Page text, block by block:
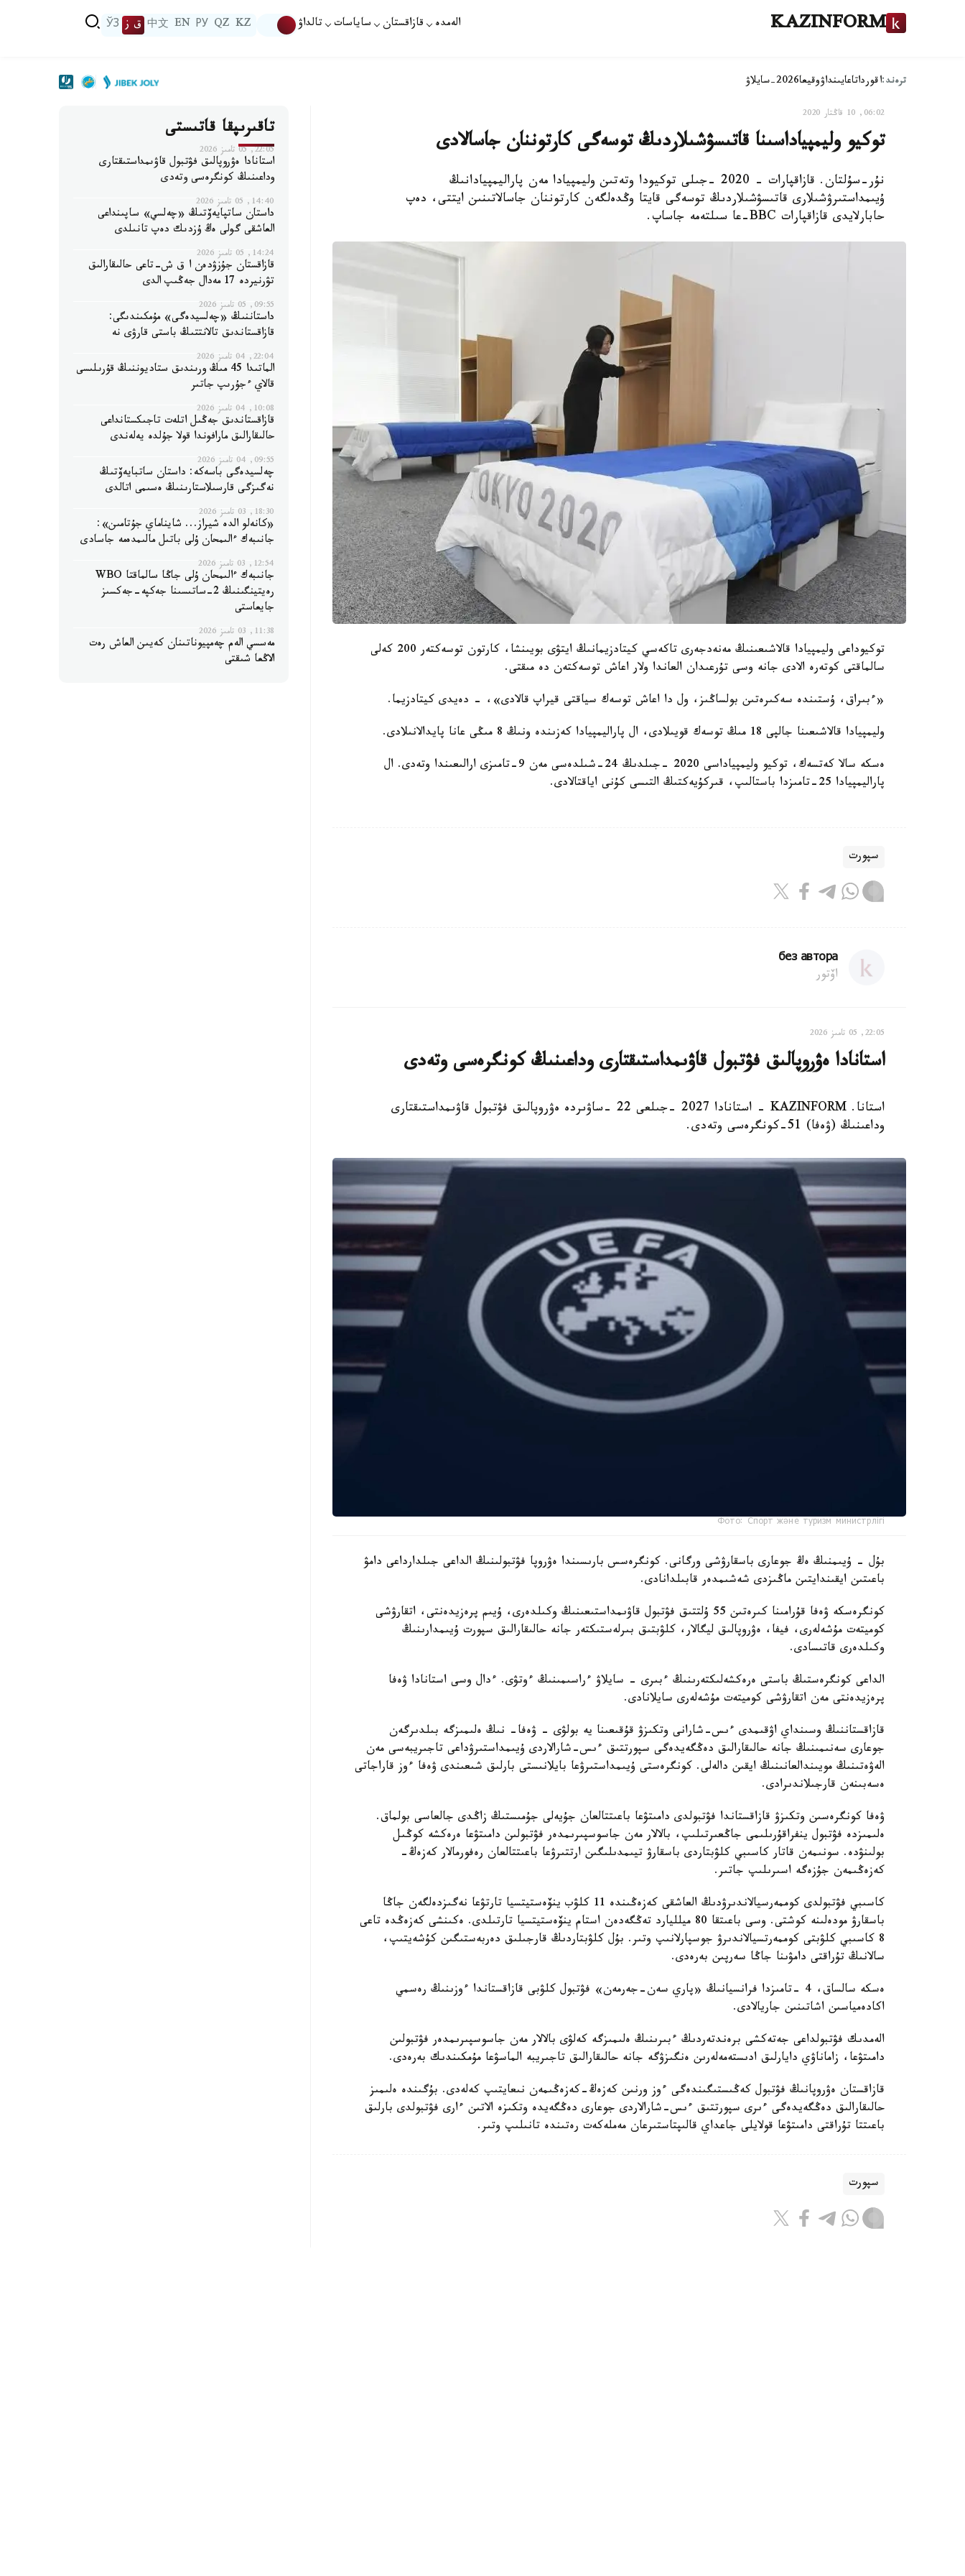
KAZINFORM الەمدە قازاقستان ساياسات تالداۋ KZ
QZ
РУ
EN
中文 ق ز ЎЗ
ترەند:اقورداتاعايىنداۋوقيعا2026-سايلاۋ
06:02, 10 قاڭتار 2020
توكيو وليمپياداسىنا قاتىسۋشىلاردىڭ توسەگى كارتوننان جاسالادى
نۇر-سۇلتان. قازاقپارات - 2020 -جىلى توكيودا وتەتىن وليمپيادا مەن پاراليمپيادانىڭ
ۇيىمداستىرۋشىلارى قاتىسۋشىلاردىڭ توسەگى قايتا وڭدەلگەن كارتوننان جاسالاتىنىن ايتتى، دەپ
حابارلايدى قازاقپارات BBC-عا سىلتەمە جاساپ.
توكيوداعى وليمپيادا قالاشىعىنىڭ مەنەدجەرى تاكەسي كيتادزيمانىڭ ايتۋى بويىنشا، كارتون توسەكتەر 200 كەلى
سالماقتى كوتەرە الادى جانە وسى تۇرعىدان العاندا ولار اعاش توسەكتەن دە مىقتى.
«ءبىراق، ۇستىندە سەكىرەتىن بولساڭىز، ول دا اعاش توسەك سياقتى قيراپ قالادى»، - دەيدى كيتادزيما.
وليمپيادا قالاشىعىنا جالپى 18 مىڭ توسەك قويىلادى، ال پاراليمپيادا كەزىندە ونىڭ 8 مىڭى عانا پايدالانىلادى.
ەسكە سالا كەتسەك، توكيو وليمپياداسى 2020 -جىلدىڭ 24-شىلدەسى مەن 9-تامىزى ارالىعىندا وتەدى. ال
پاراليمپيادا 25-تامىزدا باستالىپ، قىركۇيەكتىڭ التىسى كۇنى اياقتالادى.
سپورت
без автора
اۆتور
22:05, 05 تامىز 2026
استانادا ەۋروپالىق فۋتبول قاۋىمداستىقتارى وداعىنىڭ كونگرەسى وتەدى
استانا. KAZINFORM - استانادا 2027 -جىلعى 22 -ساۋىردە ەۋروپالىق فۋتبول قاۋىمداستىقتارى
وداعىنىڭ (ۋەفا) 51-كونگرەسى وتەدى.
Фото: Спорт және туризм министрлігі
بۇل - ۇيىمنىڭ ەڭ جوعارى باسقارۋشى ورگانى. كونگرەسس بارىسىندا ەۋروپا فۋتبولىنىڭ الداعى جىلدارداعى دامۋ
باعىتىن ايقىندايتىن ماڭىزدى شەشىمدەر قابىلدانادى.
كونگرەسكە ۋەفا قۇرامىنا كىرەتىن 55 ۇلتتىق فۋتبول قاۋىمداستىعىنىڭ وكىلدەرى، ۇيىم پرەزيدەنتى، اتقارۋشى
كوميتەت مۇشەلەرى، فيفا، ەۋروپالىق ليگالار، كلۋبتىق بىرلەستىكتەر جانە حالىقارالىق سپورت ۇيىمدارىنىڭ
وكىلدەرى قاتىسادى.
الداعى كونگرەستىڭ باستى ەرەكشەلىكتەرىنىڭ ءبىرى - سايلاۋ ءراسىمىنىڭ ءوتۋى. ءدال وسى استانادا ۋەفا
پرەزيدەنتى مەن اتقارۋشى كوميتەت مۇشەلەرى سايلانادى.
قازاقستاننىڭ وسىنداي اۋقىمدى ءىس-شارانى وتكىزۋ قۇقىعىنا يە بولۋى - ۋەفا- نىڭ ەلىمىزگە بىلدىرگەن
جوعارى سەنىمىنىڭ جانە حالىقارالىق دەڭگەيدەگى سپورتتىق ءىس-شارالاردى ۇيىمداستىرۋداعى تاجىريبەسى مەن
الەۋەتىنىڭ مويىندالعانىنىڭ ايقىن دالەلى. كونگرەستى ۇيىمداستىرۋعا بايلانىستى بارلىق شىعىندى ۋەفا ءوز قاراجاتى
ەسەبىنەن قارجىلاندىرادى.
ۋەفا كونگرەسىن وتكىزۋ قازاقستاندا فۋتبولدى دامىتۋعا باعىتتالعان جۇيەلى جۇمىستىڭ زاڭدى جالعاسى بولماق.
ەلىمىزدە فۋتبول ينفراقۇرىلىمى جاڭعىرتىلىپ، بالالار مەن جاسوسپىرىمدەر فۋتبولىن دامىتۋعا ەرەكشە كوڭىل
بولىنۋدە. سونىمەن قاتار كاسىبي كلۋبتاردى باسقارۋ تيىمدىلىگىن ارتتىرۋعا باعىتتالعان رەفورمالار كەزەڭ-
كەزەڭىمەن جۇزەگە اسىرىلىپ جاتىر.
كاسىبي فۋتبولدى كوممەرسيالاندىرۋدىڭ العاشقى كەزەڭىندە 11 كلۋب ينۆەستيتسيا تارتۋعا نەگىزدەلگەن جاڭا
باسقارۋ مودەلىنە كوشتى. وسى باعىتقا 80 ميلليارد تەڭگەدەن استام ينۆەستيتسيا تارتىلدى. ەكىنشى كەزەڭدە تاعى
8 كاسىبي كلۋبتى كوممەرتسيالاندىرۋ جوسپارلانىپ وتىر. بۇل كلۋبتاردىڭ قارجىلىق دەربەستىگىن كۇشەيتىپ،
سالانىڭ تۇراقتى دامۋىنا جاڭا سەرپىن بەرەدى.
ەسكە سالساق، 4 -تامىزدا فرانسيانىڭ «پاري سەن-جەرمەن» فۋتبول كلۋبى قازاقستاندا ءوزىنىڭ رەسمي
اكادەمياسىن اشاتىنىن جاريالادى.
الەمدىك فۋتبولداعى جەتەكشى برەندتەردىڭ ءبىرىنىڭ ەلىمىزگە كەلۋى بالالار مەن جاسوسپىرىمدەر فۋتبولىن
دامىتۋعا، زاماناۋي دايارلىق ادىستەمەلەرىن ەنگىزۋگە جانە حالىقارالىق تاجىريبە الماسۋعا مۇمكىندىك بەرەدى.
قازاقستان ەۋروپانىڭ فۋتبول كەڭىستىگىندەگى ءوز ورنىن كەزەڭ-كەزەڭىمەن نىعايتىپ كەلەدى. بۇگىندە ەلىمىز
حالىقارالىق دەڭگەيدەگى ءىرى سپورتتىق ءىس-شارالاردى جوعارى دەڭگەيدە وتكىزە الاتىن ءارى فۋتبولدى بارلىق
باعىتتا تۇراقتى دامىتۋعا قولايلى جاعداي قالىپتاستىرعان مەملەكەت رەتىندە تانىلىپ وتىر.
سپورت
تاقىرىپقا قاتىستى
22:05, 05 تامىز 2026
استانادا ەۋروپالىق فۋتبول قاۋىمداستىقتارى
وداعىنىڭ كونگرەسى وتەدى
14:40, 05 تامىز 2026
داستان ساتپايەۆتىڭ «چەلسي» ساپىنداعى
العاشقى گولى ەڭ ۇزدىك دەپ تانىلدى
14:24, 05 تامىز 2026
قازاقستان جۇزۋدەن ا ق ش-تاعى حالىقارالىق
تۋرنيردە 17 مەدال جەڭىپ الدى
09:55, 05 تامىز 2026
داستاننىڭ «چەلسيدەگى» مۇمكىندىگى:
قازاقستاندىق تالانتتىڭ باستى قارۋى نە
22:04, 04 تامىز 2026
الماتىدا 45 مىڭ ورىندىق ستاديوننىڭ قۇرىلىسى
قالاي ءجۇرىپ جاتىر
10:08, 04 تامىز 2026
قازاقستاندىق جەڭىل اتلەت تاجىكستانداعى
حالىقارالىق مارافوندا قولا جۇلدە يەلەندى
09:55, 04 تامىز 2026
چەلسيدەگى باسەكە: داستان ساتبايەۆتىڭ
نەگىزگى قارسىلاستارىنىڭ ەسىمى اتالدى
18:30, 03 تامىز 2026
«كانەلو الدە شيراز... شايناماي جۇتامىن»:
جانىبەك ءالىمحان ۇلى باتىل مالىمدەمە جاسادى
12:54, 03 تامىز 2026
جانىبەك ءالىمحان ۇلى جاڭا سالماقتا WBO
رەيتينگىنىڭ 2-ساتىسىنا جەكپە-جەكسىز
جايعاستى
11:38, 03 تامىز 2026
مەسسي الەم چەمپيوناتىنان كەيىن العاش رەت
الاڭعا شىقتى